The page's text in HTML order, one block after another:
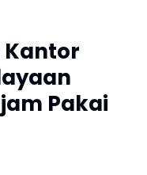
Kantor
Pakai